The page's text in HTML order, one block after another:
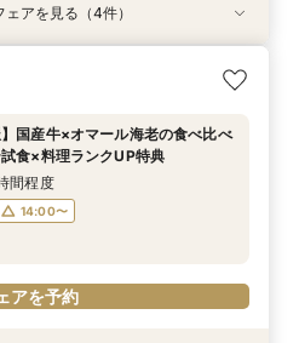
仕事帰りやテーマパーク帰りに夜
テ試食
17:30〜
アを予約
学のおふたり】即決なしで安心＆
特選試食
13:00〜
15:00〜
少人数で結婚式】アットホームウ
会
14:00〜
アを予約
ペット婚】リングドッグ＆足形ス
食＆20万円分のワンちゃん優待
14:00〜
アを予約
アを見る（4件）
】国産牛×オマール海老の食べ比べ
食×料理ランクUP特典
間程度
14:00〜
アを予約